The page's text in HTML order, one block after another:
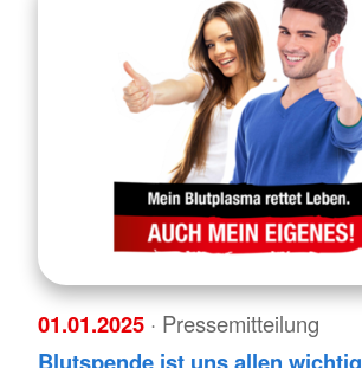
01.01.2025 · Pressemitteilung
Blutspende ist uns allen wichtig